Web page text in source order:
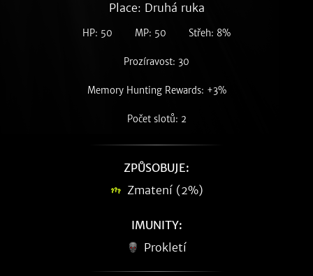
Place: Druhá ruka
HP: 50 MP: 50 Střeh: 8%
Prozíravost: 30
Memory Hunting Rewards: +3%
Počet slotů: 2
ZPŮSOBUJE:
Zmatení (2%)
IMUNITY:
Prokletí